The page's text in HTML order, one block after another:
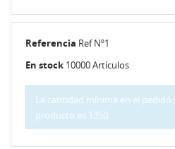
Referencia Ref Nº1
En stock 10000 Artículos
La cantidad mínima en el pedido
producto es 1350.